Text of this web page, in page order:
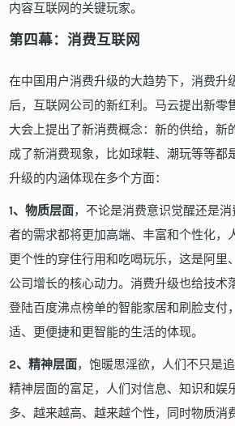
内容互联网的关键玩家。
第四幕：消费互联网
在中国用户消费升级的大趋势下，消费升
后，互联网公司的新红利。马云提出新零
大会上提出了新消费概念：新的供给，新
成了新消费现象，比如球鞋、潮玩等等都
升级的内涵体现在多个方面：
1、物质层面，不论是消费意识觉醒还是
者的需求都将更加高端、丰富和个性化，
更个性的穿住行用和吃喝玩乐，这是阿里
公司增长的核心动力。消费升级也给技术
登陆百度沸点榜单的智能家居和刷脸支付
适、更便捷和更智能的生活的体现。
2、精神层面，饱暖思淫欲，人们不只是
精神层面的富足，人们对信息、知识和娱
多、越来越高、越来越个性，同时物质消